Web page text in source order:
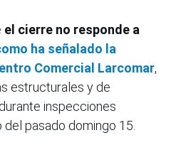
el cierre no responde a
ha señalado la
Comercial Larcomar,
estructurales y de
inspecciones
pasado domingo 15.